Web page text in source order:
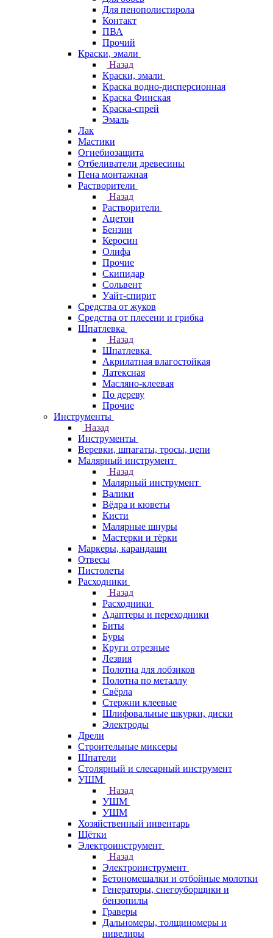
Для пенополистирола
Контакт
ПВА
Прочий
Краски, эмали
Назад
Краски, эмали
Краска водно-дисперсионная
Краска Финская
Краска-спрей
Эмаль
Лак
Мастики
Огнебиозащита
Отбеливатели древесины
Пена монтажная
Растворители
Назад
Растворители
Ацетон
Бензин
Керосин
Олифа
Прочие
Скипидар
Сольвент
Уайт-спирит
Средства от жуков
Средства от плесени и грибка
Шпатлевка
Назад
Шпатлевка
Акрилатная влагостойкая
Латексная
Масляно-клеевая
По дереву
Прочие
Инструменты
Назад
Инструменты
Веревки, шпагаты, тросы, цепи
Малярный инструмент
Назад
Малярный инструмент
Валики
Вёдра и кюветы
Кисти
Малярные шнуры
Мастерки и тёрки
Маркеры, карандаши
Отвесы
Пистолеты
Расходники
Назад
Расходники
Адаптеры и переходники
Биты
Буры
Круги отрезные
Лезвия
Полотна для лобзиков
Полотна по металлу
Свёрла
Стержни клеевые
Шлифовальные шкурки, диски
Электроды
Дрели
Строительные миксеры
Шпатели
Столярный и слесарный инструмент
УШМ
Назад
УШМ
УШМ
Хозяйственный инвентарь
Щётки
Электроинструмент
Назад
Электроинструмент
Бетономешалки и отбойные молотки
Генераторы, снегоуборщики и
бензопилы
Граверы
Дальномеры, толщиномеры и
нивелиры